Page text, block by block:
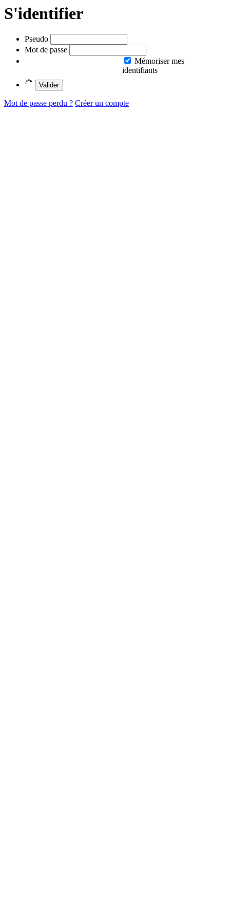
S'identifier
Pseudo
Mot de passe
Mémoriser mes
identifiants
Valider
Mot de passe perdu ? Créer un compte